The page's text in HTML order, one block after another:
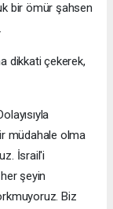
bir ömür şahsen
dikkati çekerek,
müdahale olma
İsrail'i
şeyin
Biz